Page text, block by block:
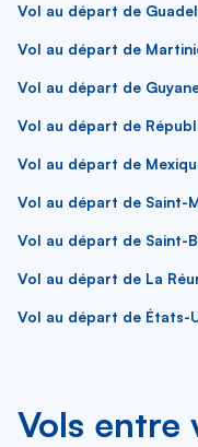
Vol au départ de
Vol au départ de
Vol au départ de
Vol au départ de
Vol au départ de
Vol au départ de Saint-
Vol au départ de Saint-
Vol au départ de La
Vol au départ de États-
Vols entre